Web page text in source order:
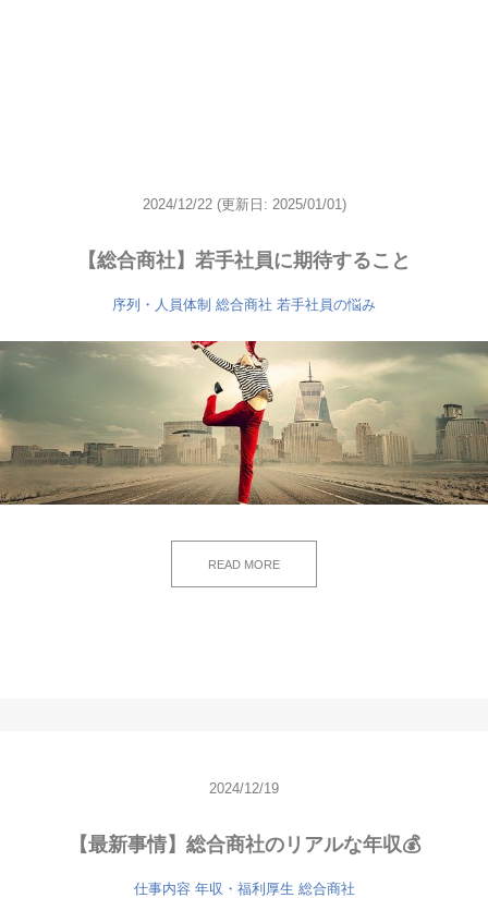
2024/12/22 (更新日: 2025/01/01)
【総合商社】若手社員に期待すること
序列・人員体制 総合商社 若手社員の悩み
READ MORE
2024/12/19
【最新事情】総合商社のリアルな年収💰
仕事内容 年収・福利厚生 総合商社